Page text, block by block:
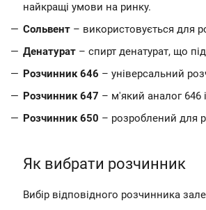
найкращі умови на ринку.
Сольвент – використовується для
Денатурат – спирт денатурат, що
Розчинник 646 – універсальний
Розчинник 647 – м'який аналог 646
Розчинник 650 – розроблений для
Як вибрати розчинник
Вибір відповідного розчинника